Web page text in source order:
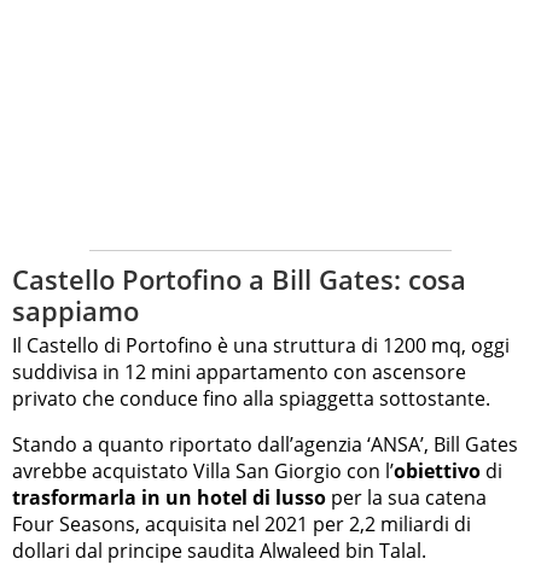
Castello Portofino a Bill Gates: cosa
sappiamo
Il Castello di Portofino è una struttura di 1200 mq, oggi
suddivisa in 12 mini appartamento con ascensore
privato che conduce fino alla spiaggetta sottostante.
Stando a quanto riportato dall’agenzia ‘ANSA’, Bill Gates
avrebbe acquistato Villa San Giorgio con l’obiettivo di
trasformarla in un hotel di lusso per la sua catena
Four Seasons, acquisita nel 2021 per 2,2 miliardi di
dollari dal principe saudita Alwaleed bin Talal.